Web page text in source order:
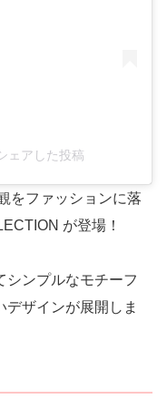
ェアした投稿
をファッションに落
が登場！
シンプルなモチーフ
デザインが展開しま